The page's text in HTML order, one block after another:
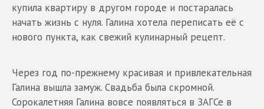
купила квартиру в другом городе и постаралась
начать жизнь с нуля. Галина хотела переписать её с
нового пункта, как свежий кулинарный рецепт.
Через год по-прежнему красивая и привлекательная
Галина вышла замуж. Свадьба была скромной.
Сорокалетняя Галина вовсе появляться в ЗАГСе в